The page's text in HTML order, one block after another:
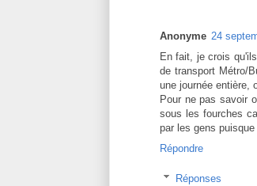
Anonyme 24
En fait, je crois
de transport Métro/
une journée entière,
Pour ne pas savoir
sous les fourches
par les gens
Répondre
Réponses